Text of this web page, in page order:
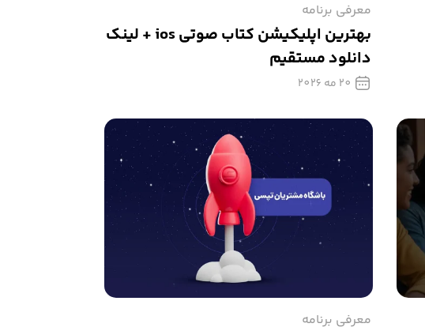
معرفی برنامه
بهترین اپلیکیشن کتاب صوتی ios + لینک
دانلود مستقیم
20 مه 2026
معرفی برنامه